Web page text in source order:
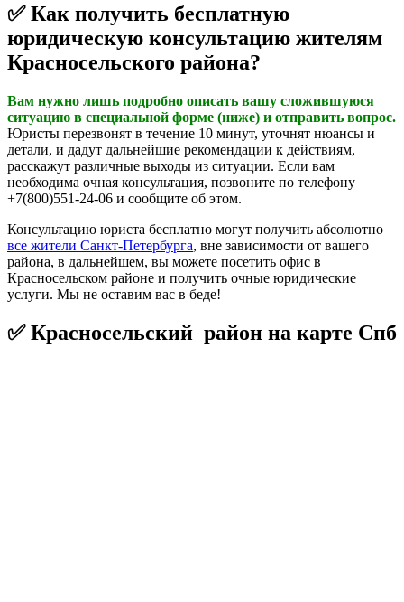
✅ Как получить бесплатную
юридическую консультацию жителям
Красносельского района?
Вам нужно лишь подробно описать вашу сложившуюся
ситуацию в специальной форме (ниже) и отправить вопрос.
Юристы перезвонят в течение 10 минут, уточнят нюансы и
детали, и дадут дальнейшие рекомендации к действиям,
расскажут различные выходы из ситуации. Если вам
необходима очная консультация, позвоните по телефону
+7(800)551-24-06 и сообщите об этом.
Консультацию юриста бесплатно могут получить абсолютно
все жители Санкт-Петербурга, вне зависимости от вашего
района, в дальнейшем, вы можете посетить офис в
Красносельском районе и получить очные юридические
услуги. Мы не оставим вас в беде!
✅ Красносельский район на карте Спб